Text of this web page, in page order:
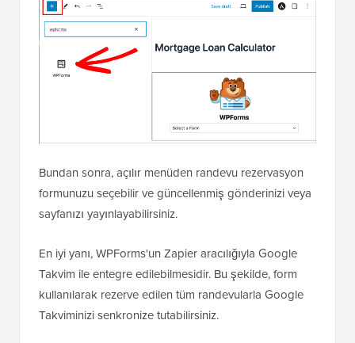
Bundan sonra, açılır menüden randevu rezervasyon
formunuzu seçebilir ve güncellenmiş gönderinizi veya
sayfanızı yayınlayabilirsiniz.
En iyi yanı, WPForms'un Zapier aracılığıyla Google
Takvim ile entegre edilebilmesidir. Bu şekilde, form
kullanılarak rezerve edilen tüm randevularla Google
Takviminizi senkronize tutabilirsiniz.